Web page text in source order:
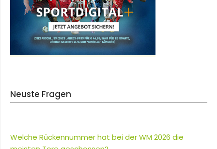
Neuste Fragen
Welche Rückennummer hat bei der WM 2026 die